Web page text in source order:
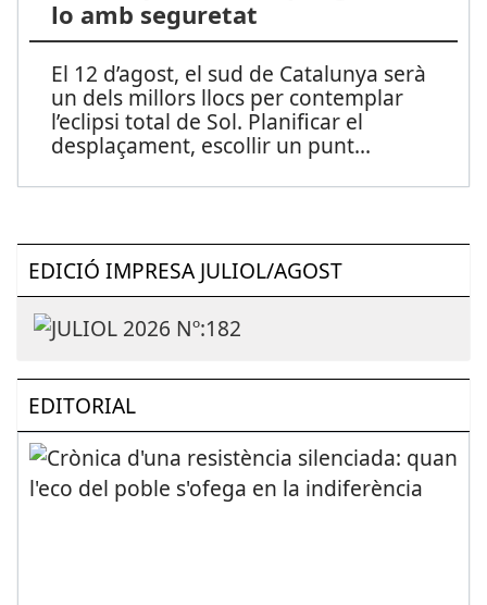
lo amb seguretat
El 12 d’agost, el sud de Catalunya serà
un dels millors llocs per contemplar
l’eclipsi total de Sol. Planificar el
desplaçament, escollir un punt...
EDICIÓ IMPRESA JULIOL/AGOST
EDITORIAL